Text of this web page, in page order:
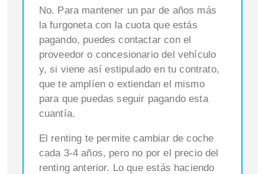
No. Para mantener un par de años más
la furgoneta con la cuota que estás
pagando, puedes contactar con el
proveedor o concesionario del vehículo
y, si viene así estipulado en tu contrato,
que te amplíen o extiendan el mismo
para que puedas seguir pagando esta
cuantía.
El renting te permite cambiar de coche
cada 3-4 años, pero no por el precio del
renting anterior. Lo que estás haciendo